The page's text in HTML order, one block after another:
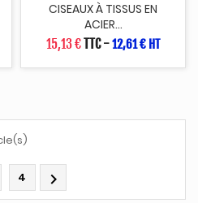
CISEAUX À TISSUS EN
ACIER...
15,13 €TTC-12,61 € HT
4 